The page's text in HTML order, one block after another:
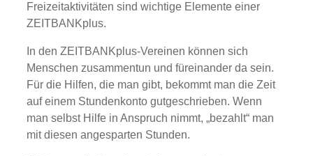
Freizeitaktivitäten sind wichtige Elemente einer
ZEITBANKplus.
In den ZEITBANKplus-Vereinen können sich
Menschen zusammentun und füreinander da sein.
Für die Hilfen, die man gibt, bekommt man die Zeit
auf einem Stundenkonto gutgeschrieben. Wenn
man selbst Hilfe in Anspruch nimmt, „bezahlt“ man
mit diesen angesparten Stunden.